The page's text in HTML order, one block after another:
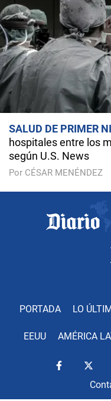
SALUD DE PRIMER
hospitales entre los
según U.S. News
Por CÉSAR MENÉNDEZ
PORTADA LO
EEUU AMÉRICA